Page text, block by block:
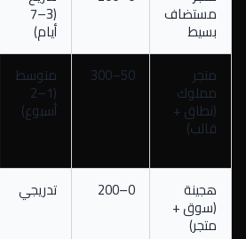
مستضاف
بسيط
(3–7
أيام)
متجر
مملوك
(نطاق +
قالب)
50–300 متوسط
(1–2
أسبوع)
هجينة
(سوق +
متجر)
0–200 تدريجي